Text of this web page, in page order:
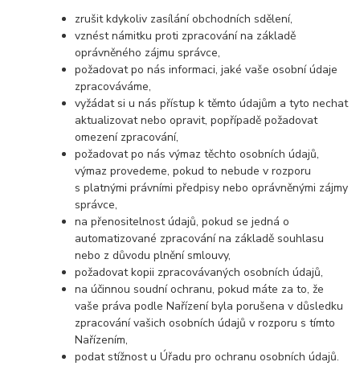
zrušit kdykoliv zasílání obchodních sdělení,
vznést námitku proti zpracování na základě
oprávněného zájmu správce,
požadovat po nás informaci, jaké vaše osobní údaje
zpracováváme,
vyžádat si u nás přístup k těmto údajům a tyto nechat
aktualizovat nebo opravit, popřípadě požadovat
omezení zpracování,
požadovat po nás výmaz těchto osobních údajů,
výmaz provedeme, pokud to nebude v rozporu
s platnými právními předpisy nebo oprávněnými zájmy
správce,
na přenositelnost údajů, pokud se jedná o
automatizované zpracování na základě souhlasu
nebo z důvodu plnění smlouvy,
požadovat kopii zpracovávaných osobních údajů,
na účinnou soudní ochranu, pokud máte za to, že
vaše práva podle Nařízení byla porušena v důsledku
zpracování vašich osobních údajů v rozporu s tímto
Nařízením,
podat stížnost u Úřadu pro ochranu osobních údajů.